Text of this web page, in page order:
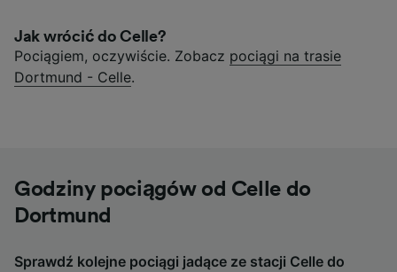
Jak wrócić do Celle?
Pociągiem, oczywiście. Zobacz pociągi na trasie
Dortmund - Celle.
Godziny pociągów od Celle do
Dortmund
Sprawdź kolejne pociągi jadące ze stacji Celle do